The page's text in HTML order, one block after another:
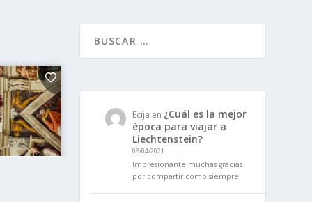
Ecija en ¿Cuál es la mejor
época para viajar a
Liechtenstein?
08/04/2021
Impresionante muchas gracias
por compartir como siempre